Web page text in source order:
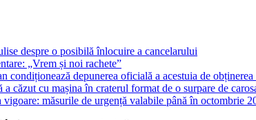
despre o posibilă înlocuire a cancelarului
„Vrem și noi rachete”
depunerea oficială a acestuia de
căzut cu mașina în craterul format de o surpare de
măsurile de urgență valabile până în octombrie